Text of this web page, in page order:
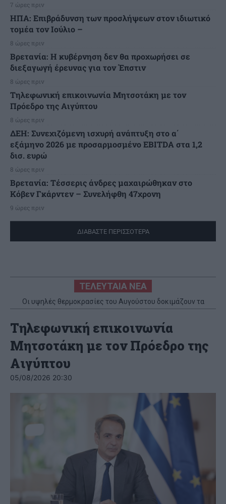
7 ώρες πριν
ΗΠΑ: Επιβράδυνση των προσλήψεων στον ιδιωτικό
τομέα τον Ιούλιο –
8 ώρες πριν
Βρετανία: Η κυβέρνηση δεν θα προχωρήσει σε
διεξαγωγή έρευνας για τον Έπστιν
8 ώρες πριν
Τηλεφωνική επικοινωνία Μητσοτάκη με τον
Πρόεδρο της Αιγύπτου
8 ώρες πριν
ΔΕΗ: Συνεχιζόμενη ισχυρή ανάπτυξη στο α΄
εξάμηνο 2026 με προσαρμοσμένο EBITDA στα 1,2
δισ. ευρώ
8 ώρες πριν
Βρετανία: Τέσσερις άνδρες μαχαιρώθηκαν στο
Κόβεν Γκάρντεν – Συνελήφθη 47χρονη
9 ώρες πριν
ΔΙΑΒΑΣΤΕ ΠΕΡΙΣΣΟΤΕΡΑ